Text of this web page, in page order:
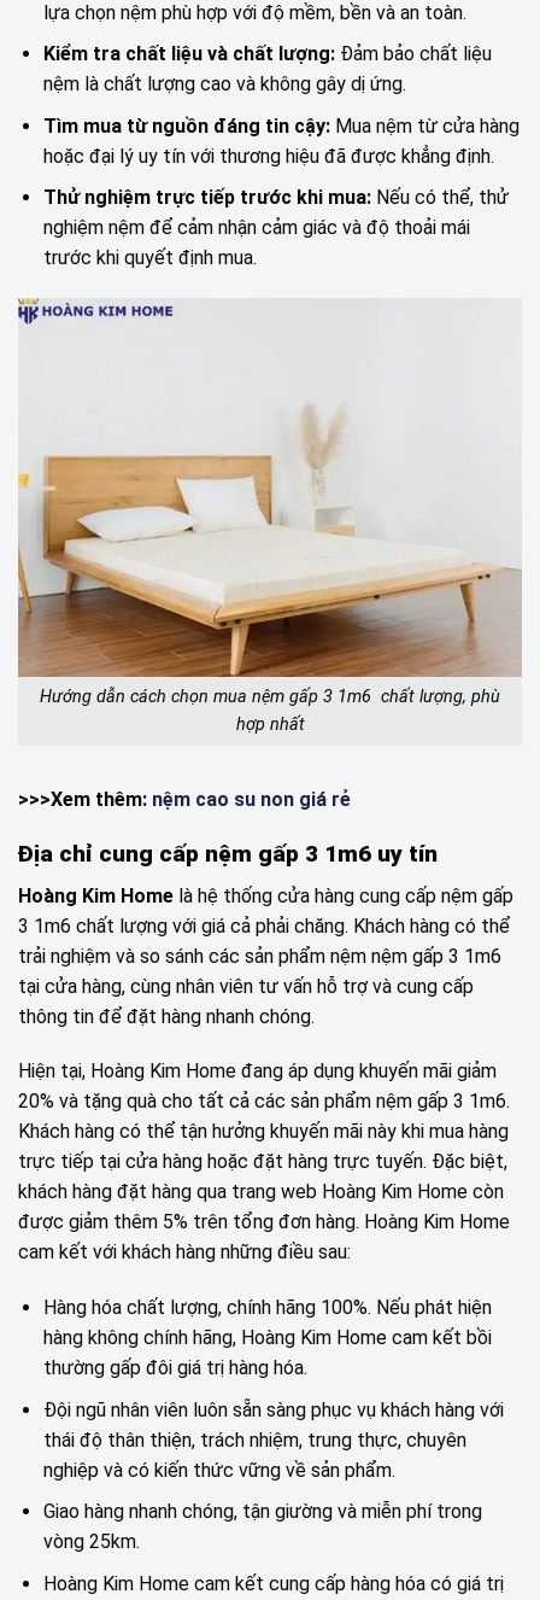
lựa chọn nệm phù hợp với độ mềm, bền và an toàn.
Kiểm tra chất liệu và chất lượng:Đảm bảo chất liệu
nệm là chất lượng cao và không gây dị ứng.
Tìm mua từ nguồn đáng tin cậy:Mua nệm từ cửa hàng
hoặc đại lý uy tín với thương hiệu đã được khẳng định.
Thử nghiệm trực tiếp trước khi mua:Nếu có thể, thử
nghiệm nệm để cảm nhận cảm giác và độ thoải mái
trước khi quyết định mua.
Hướng dẫn cách chọn mua nệm gấp 3 1m6 chất lượng, phù
hợp nhất
>>>Xem thêm: nệm cao su non giá rẻ
Địa chỉ cung cấp nệm gấp 3 1m6 uy tín
Hoàng Kim Home là hệ thống cửa hàng cung cấp nệm gấp
3 1m6 chất lượng với giá cả phải chăng. Khách hàng có thể
trải nghiệm và so sánh các sản phẩm nệm nệm gấp 3 1m6
tại cửa hàng, cùng nhân viên tư vấn hỗ trợ và cung cấp
thông tin để đặt hàng nhanh chóng.
Hiện tại, Hoàng Kim Home đang áp dụng khuyến mãi giảm
20% và tặng quà cho tất cả các sản phẩm nệm gấp 3 1m6.
Khách hàng có thể tận hưởng khuyến mãi này khi mua hàng
trực tiếp tại cửa hàng hoặc đặt hàng trực tuyến. Đặc biệt,
khách hàng đặt hàng qua trang web Hoàng Kim Home còn
được giảm thêm 5% trên tổng đơn hàng. Hoàng Kim Home
cam kết với khách hàng những điều sau:
Hàng hóa chất lượng, chính hãng 100%. Nếu phát hiện
hàng không chính hãng, Hoàng Kim Home cam kết bồi
thường gấp đôi giá trị hàng hóa.
Đội ngũ nhân viên luôn sẵn sàng phục vụ khách hàng với
thái độ thân thiện, trách nhiệm, trung thực, chuyên
nghiệp và có kiến thức vững về sản phẩm.
Giao hàng nhanh chóng, tận giường và miễn phí trong
vòng 25km.
Hoàng Kim Home cam kết cung cấp hàng hóa có giá trị